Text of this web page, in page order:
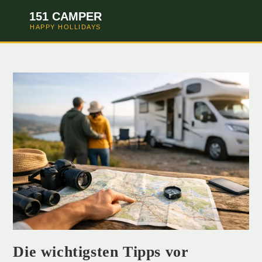
151 CAMPER
HAPPY HOLLIDAYS
Die wichtigsten Tipps vor